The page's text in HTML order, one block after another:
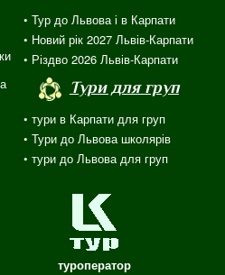
• Тур до Львова і в Карпати
• Новий рік 2027 Львів-Карпати
• Різдво 2026 Львів-Карпати
Тури для груп
• тури в Карпати для груп
• Тури до Львова школярів
• тури до Львова для груп
туроператор